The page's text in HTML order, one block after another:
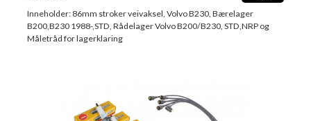
Inneholder: 86mm stroker veivaksel, Volvo B230, Bærelager
B200,B230 1988-,STD, Rådelager Volvo B200/B230, STD,NRP og
Måletråd for lagerklaring